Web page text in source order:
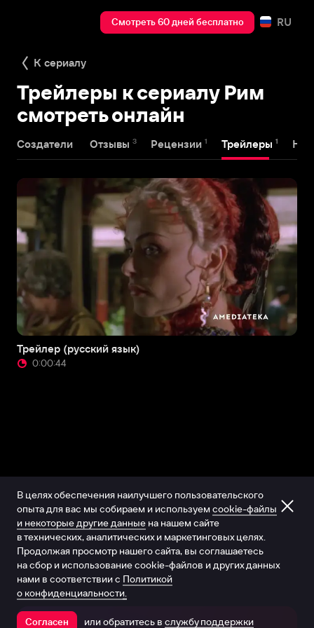
Смотреть 60 дней бесплатно RU
К сериалу
Трейлеры к сериалу Рим
смотреть онлайн
Создатели Отзывы 3 Рецензии 1 Трейлеры 1
Трейлер (русский язык)
0:00:44
Открыть в приложении
В целях обеспечения наилучшего пользовательского
опыта для вас мы собираем и используем cookie-файлы
и некоторые другие данные на нашем сайте
в технических, аналитических и маркетинговых целях.
Продолжая просмотр нашего сайта, вы соглашаетесь
на сбор и использование cookie-файлов и других данных
нами в соответствии с Политикой
о конфиденциальности.
Согласен или обратитесь в службу поддержки